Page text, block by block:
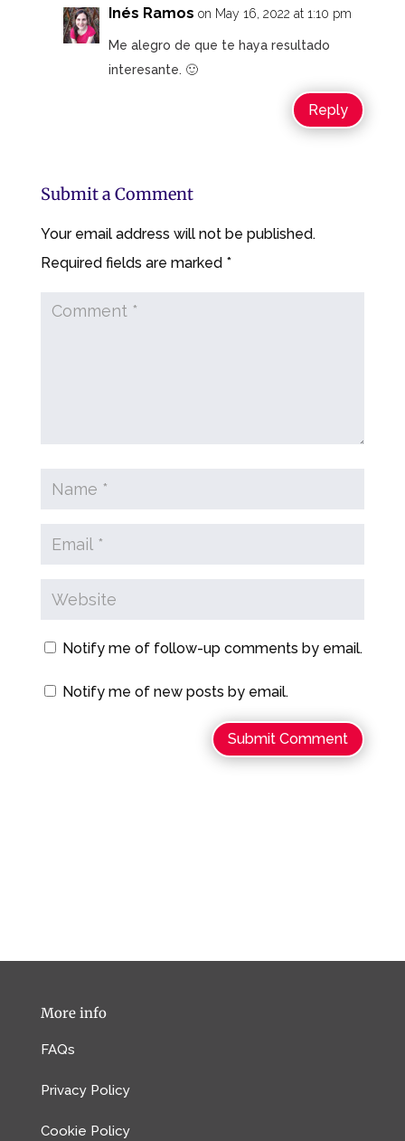
Inés Ramos on May 16, 2022 at 1:10 pm
Me alegro de que te haya resultado
interesante. 🙂
Reply
Submit a Comment
Your email address will not be published.
Required fields are marked *
Notify me of follow-up comments by email.
Notify me of new posts by email.
Submit Comment
More info
FAQs
Privacy Policy
Cookie Policy